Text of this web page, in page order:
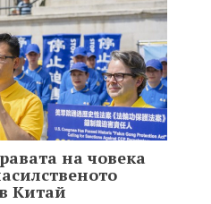
на човека
Китай